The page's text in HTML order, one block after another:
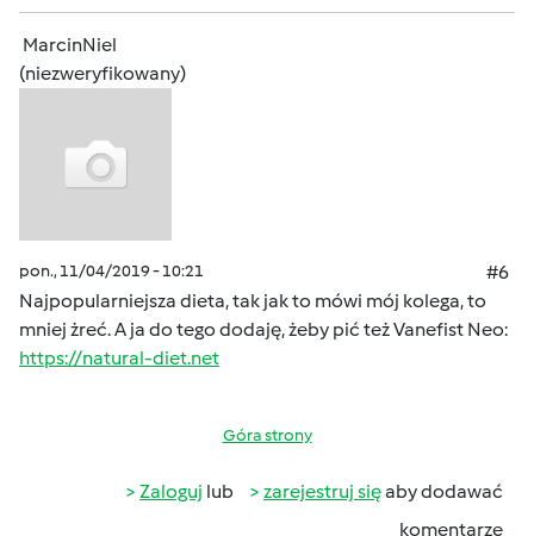
MarcinNiel
(niezweryfikowany)
pon., 11/04/2019 - 10:21
#6
Najpopularniejsza dieta, tak jak to mówi mój kolega, to
mniej żreć. A ja do tego dodaję, żeby pić też Vanefist Neo:
https://natural-diet.net
Góra strony
Zaloguj lub zarejestruj sięaby dodawać
komentarze